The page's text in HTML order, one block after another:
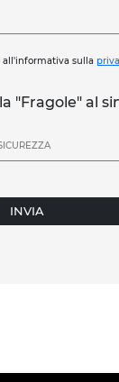
all'informativa sulla
"Fragole" al
INVIA